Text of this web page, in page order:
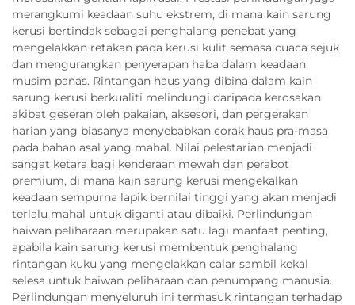
merangkumi keadaan suhu ekstrem, di mana kain sarung
kerusi bertindak sebagai penghalang penebat yang
mengelakkan retakan pada kerusi kulit semasa cuaca sejuk
dan mengurangkan penyerapan haba dalam keadaan
musim panas. Rintangan haus yang dibina dalam kain
sarung kerusi berkualiti melindungi daripada kerosakan
akibat geseran oleh pakaian, aksesori, dan pergerakan
harian yang biasanya menyebabkan corak haus pra-masa
pada bahan asal yang mahal. Nilai pelestarian menjadi
sangat ketara bagi kenderaan mewah dan perabot
premium, di mana kain sarung kerusi mengekalkan
keadaan sempurna lapik bernilai tinggi yang akan menjadi
terlalu mahal untuk diganti atau dibaiki. Perlindungan
haiwan peliharaan merupakan satu lagi manfaat penting,
apabila kain sarung kerusi membentuk penghalang
rintangan kuku yang mengelakkan calar sambil kekal
selesa untuk haiwan peliharaan dan penumpang manusia.
Perlindungan menyeluruh ini termasuk rintangan terhadap